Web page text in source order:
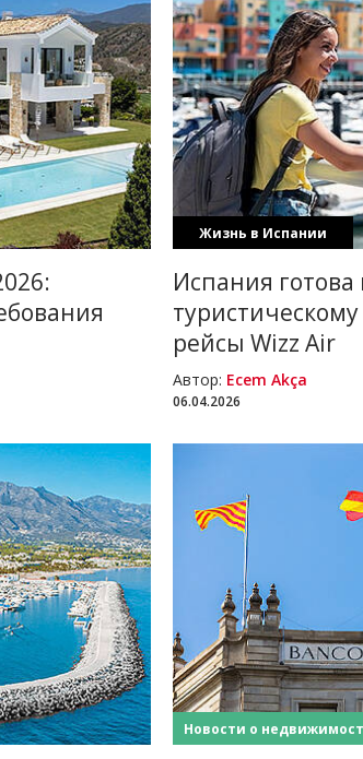
Жизнь в Испании
Испания готова
рейсы Wizz Air
Автор: Ecem Akça
06.04.2026
Новости о